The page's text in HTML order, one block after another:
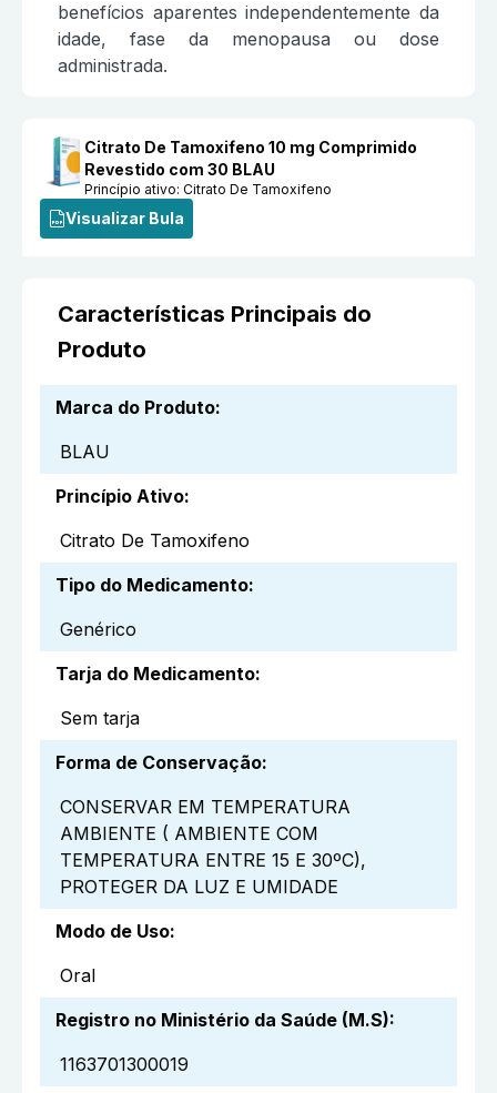
benefícios aparentes independentemente da
idade, fase da menopausa ou dose
administrada.
Citrato De Tamoxifeno 10 mg Comprimido
Revestido com 30 BLAU
Princípio ativo:Citrato De Tamoxifeno
Visualizar Bula
Características Principais do
Produto
Marca do Produto:
BLAU
Princípio Ativo:
Citrato De Tamoxifeno
Tipo do Medicamento:
Genérico
Tarja do Medicamento:
Sem tarja
Forma de Conservação:
CONSERVAR EM TEMPERATURA
AMBIENTE ( AMBIENTE COM
TEMPERATURA ENTRE 15 E 30ºC),
PROTEGER DA LUZ E UMIDADE
Modo de Uso:
Oral
Registro no Ministério da Saúde (M.S):
1163701300019